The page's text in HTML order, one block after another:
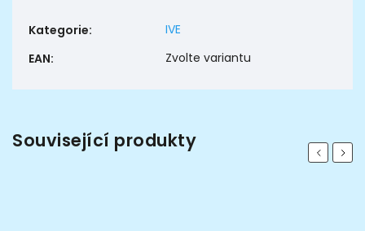
Kategorie:
IVE
EAN: Zvolte variantu
Související produkty Previous
Next